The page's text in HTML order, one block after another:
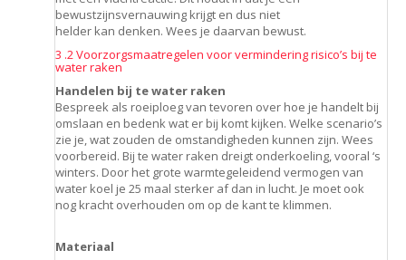
bewustzijnsvernauwing krijgt en dus niet
helder kan denken. Wees je daarvan bewust.
3 .2 Voorzorgsmaatregelen voor vermindering risico’s bij te
water raken
Handelen bij te water raken
Bespreek als roeiploeg van tevoren over hoe je handelt bij
omslaan en bedenk wat er bij komt kijken. Welke scenario’s
zie je, wat zouden de omstandigheden kunnen zijn. Wees
voorbereid. Bij te water raken dreigt onderkoeling, vooral ‘s
winters. Door het grote warmtegeleidend vermogen van
water koel je 25 maal sterker af dan in lucht. Je moet ook
nog kracht overhouden om op de kant te klimmen.
Materiaal